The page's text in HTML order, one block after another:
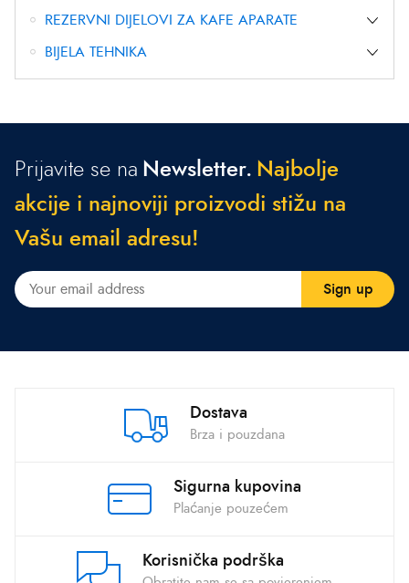
REZERVNI DIJELOVI ZA KAFE APARATE
BIJELA TEHNIKA
Prijavite se na Newsletter. Naj bo je
a kcije i najnoviji proizvod i stižu na
Vašu emai ad resu!
Dostava
Brza i pouzdana
Sigurna kupovina
Plaćanje pouzećem
Korisnička podrška